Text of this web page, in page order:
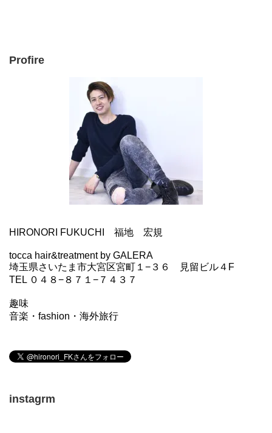
Profire
HIRONORI FUKUCHI 福地 宏規
tocca hair&treatment by GALERA
埼玉県さいたま市大宮区宮町１−３６ 見留ビル４F
TEL ０４８−８７１−７４３７
趣味
音楽・fashion・海外旅行
instagrm